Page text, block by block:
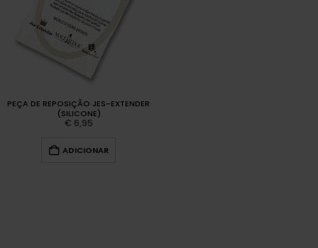
PEÇA DE REPOSIÇÃO JES-EXTENDER
(SILICONE)
€ 6,95
ADICIONAR